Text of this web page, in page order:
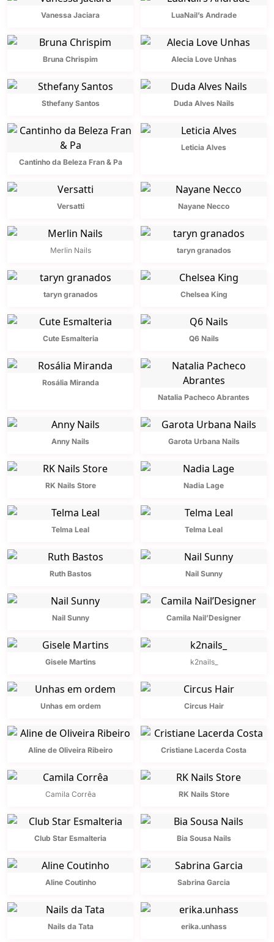
Vanessa Jaciara LuaNail’s Andrade
Bruna Chrispim Alecia Love Unhas
Sthefany Santos Duda Alves Nails
Cantinho da Beleza Fran & Pa
Leticia Alves
Versatti Nayane Necco
Merlin Nails taryn granados
taryn granados Chelsea King
Cute Esmalteria Q6 Nails
Rosália Miranda
Natalia Pacheco Abrantes
Anny Nails Garota Urbana Nails
RK Nails Store Nadia Lage
Telma Leal Telma Leal
Ruth Bastos Nail Sunny
Nail Sunny Camila Nail’Designer
Gisele Martins k2nails_
Unhas em ordem Circus Hair
Aline de Oliveira Ribeiro Cristiane Lacerda Costa
Camila Corrêa RK Nails Store
Club Star Esmalteria Bia Sousa Nails
Aline Coutinho Sabrina Garcia
Nails da Tata erika.unhass